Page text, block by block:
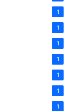
1
1
1
1
1
1
1